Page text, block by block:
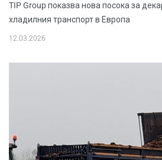
TIP Group показва нова посока за
хладилния транспорт в Европа
12.03.2026